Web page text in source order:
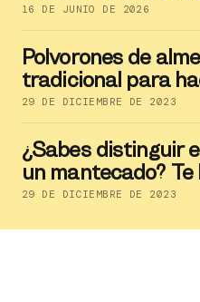
16 DE JUNIO DE 2026
Polvorones de
tradicional para
29 DE DICIEMBRE DE 2023
¿Sabes distinguir
un mantecado? Te
29 DE DICIEMBRE DE 2023